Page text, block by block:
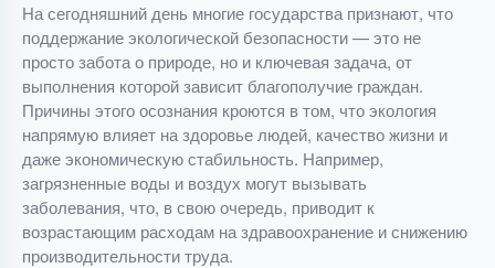
На сегодняшний день многие государства признают, что
поддержание экологической безопасности — это не
просто забота о природе, но и ключевая задача, от
выполнения которой зависит благополучие граждан.
Причины этого осознания кроются в том, что экология
напрямую влияет на здоровье людей, качество жизни и
даже экономическую стабильность. Например,
загрязненные воды и воздух могут вызывать
заболевания, что, в свою очередь, приводит к
возрастающим расходам на здравоохранение и снижению
производительности труда.